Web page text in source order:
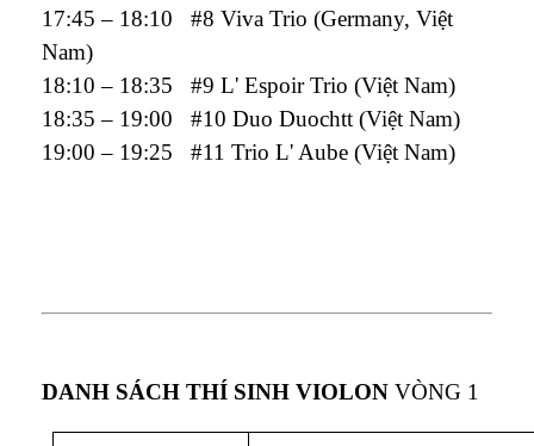
17:45 – 18:10 #8 Viva Trio (Germany, Việt
Nam)
18:10 – 18:35 #9 L' Espoir Trio (Việt Nam)
18:35 – 19:00 #10 Duo Duochtt (Việt Nam)
19:00 – 19:25 #11 Trio L' Aube (Việt Nam)
DANH SÁCH THÍ SINH VIOLON VÒNG 1